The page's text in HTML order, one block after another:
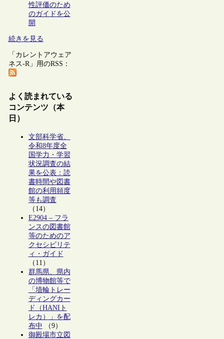
性評価のため
のガイドを公
開
続きを見る
「カレントアウェア
ネス-R」用のRSS：
よく読まれている
コンテンツ（本
日）
文部科学省、
令和8年度全
国学力・学習
状況調査の結
果を公表：読
書時間や図書
館の利用頻度
等も調査
（14）
E2904 – フラ
ンスの図書館
等のためのア
クセシビリテ
ィ・ガイド
（11）
群馬県、県内
の博物館等で
「埴輪トレー
ディングカー
ド（HANIト
レカ）」を配
布中 （9）
御殿場市立図